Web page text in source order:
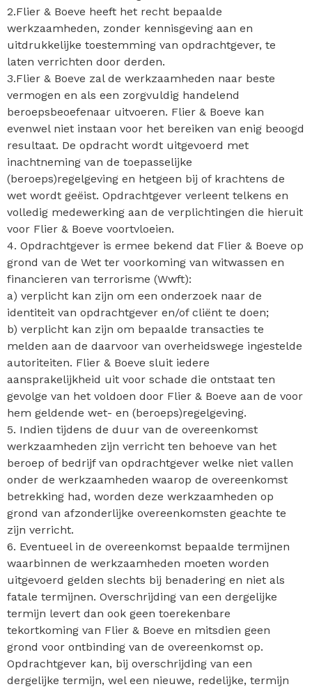
2.Flier & Boeve heeft het recht bepaalde
werkzaamheden, zonder kennisgeving aan en
uitdrukkelijke toestemming van opdrachtgever, te
laten verrichten door derden.
3.Flier & Boeve zal de werkzaamheden naar beste
vermogen en als een zorgvuldig handelend
beroepsbeoefenaar uitvoeren. Flier & Boeve kan
evenwel niet instaan voor het bereiken van enig beoogd
resultaat. De opdracht wordt uitgevoerd met
inachtneming van de toepasselijke
(beroeps)regelgeving en hetgeen bij of krachtens de
wet wordt geëist. Opdrachtgever verleent telkens en
volledig medewerking aan de verplichtingen die hieruit
voor Flier & Boeve voortvloeien.
4. Opdrachtgever is ermee bekend dat Flier & Boeve op
grond van de Wet ter voorkoming van witwassen en
financieren van terrorisme (Wwft):
a) verplicht kan zijn om een onderzoek naar de
identiteit van opdrachtgever en/of cliënt te doen;
b) verplicht kan zijn om bepaalde transacties te
melden aan de daarvoor van overheidswege ingestelde
autoriteiten. Flier & Boeve sluit iedere
aansprakelijkheid uit voor schade die ontstaat ten
gevolge van het voldoen door Flier & Boeve aan de voor
hem geldende wet- en (beroeps)regelgeving.
5. Indien tijdens de duur van de overeenkomst
werkzaamheden zijn verricht ten behoeve van het
beroep of bedrijf van opdrachtgever welke niet vallen
onder de werkzaamheden waarop de overeenkomst
betrekking had, worden deze werkzaamheden op
grond van afzonderlijke overeenkomsten geachte te
zijn verricht.
6. Eventueel in de overeenkomst bepaalde termijnen
waarbinnen de werkzaamheden moeten worden
uitgevoerd gelden slechts bij benadering en niet als
fatale termijnen. Overschrijding van een dergelijke
termijn levert dan ook geen toerekenbare
tekortkoming van Flier & Boeve en mitsdien geen
grond voor ontbinding van de overeenkomst op.
Opdrachtgever kan, bij overschrijding van een
dergelijke termijn, wel een nieuwe, redelijke, termijn